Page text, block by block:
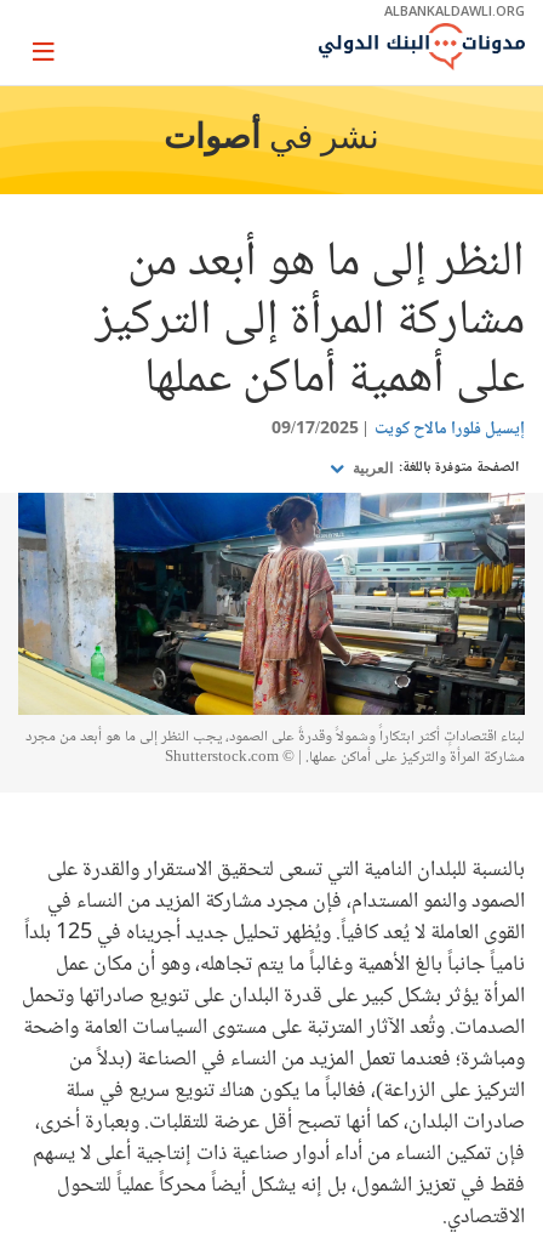
Skip
Main
ALBANKALDAWLI.ORG
Page
نشر في أصوات
النظر إلى ما هو أبعد من
مشاركة المرأة إلى التركيز
على أهمية أماكن عملها
إيسيل فلورا مالاح كويت 09/17/2025
الصفحة متوفرة باللغة: العربية
لبناء اقتصاداتٍ أكثر ابتكاراً وشمولاً وقدرةً على الصمود، يجب النظر إلى ما هو أبعد من مجرد
مشاركة المرأة والتركيز على أماكن عملها. | © Shutterstock.com
بالنسبة للبلدان النامية التي تسعى لتحقيق الاستقرار والقدرة على
الصمود والنمو المستدام، فإن مجرد مشاركة المزيد من النساء في
القوى العاملة لا يُعد كافياً. ويُظهر تحليل جديد أجريناه في 125 بلداً
نامياً جانباً بالغ الأهمية وغالباً ما يتم تجاهله، وهو أن مكان عمل
المرأة يؤثر بشكل كبير على قدرة البلدان على تنويع صادراتها وتحمل
الصدمات. وتُعد الآثار المترتبة على مستوى السياسات العامة واضحة
ومباشرة؛ فعندما تعمل المزيد من النساء في الصناعة (بدلاً من
التركيز على الزراعة)، فغالباً ما يكون هناك تنويع سريع في سلة
صادرات البلدان، كما أنها تصبح أقل عرضة للتقلبات. وبعبارة أخرى،
فإن تمكين النساء من أداء أدوار صناعية ذات إنتاجية أعلى لا يسهم
فقط في تعزيز الشمول، بل إنه يشكل أيضاً محركاً عملياً للتحول
الاقتصادي.